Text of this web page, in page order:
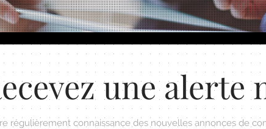
une alerte
régulièrement connaissance des nouvelles annonces de